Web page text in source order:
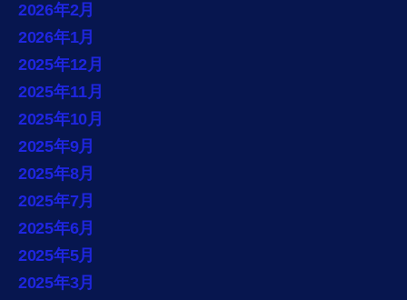
2026年2月
2026年1月
2025年12月
2025年11月
2025年10月
2025年9月
2025年8月
2025年7月
2025年6月
2025年5月
2025年3月